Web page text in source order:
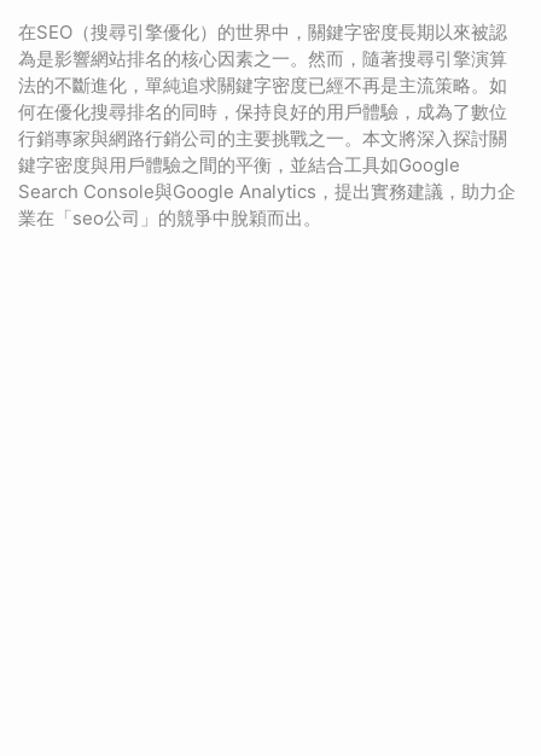
在SEO（搜尋引擎優化）的世界中，關鍵字密度長期以來被認
為是影響網站排名的核心因素之一。然而，隨著搜尋引擎演算
法的不斷進化，單純追求關鍵字密度已經不再是主流策略。如
何在優化搜尋排名的同時，保持良好的用戶體驗，成為了數位
行銷專家與網路行銷公司的主要挑戰之一。本文將深入探討關
鍵字密度與用戶體驗之間的平衡，並結合工具如Google
Search Console與Google Analytics，提出實務建議，助力企
業在「seo公司」的競爭中脫穎而出。